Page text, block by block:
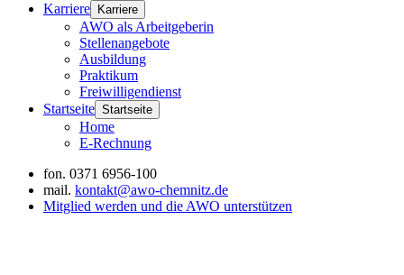
Karriere
Karriere
AWO als Arbeitgeberin
Stellenangebote
Ausbildung
Praktikum
Freiwilligendienst
Startseite Startseite
Home
E-Rechnung
fon. 0371 6956-100
mail. kontakt@awo-chemnitz.de
Mitglied werden und die AWO unterstützen